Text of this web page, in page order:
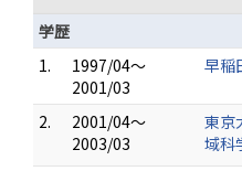
学歴
1.
1997/04～
2001/03
早稲
2.
2001/04～
2003/03
東京
域科